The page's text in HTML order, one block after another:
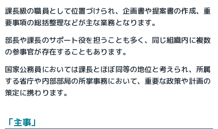
課長級の職員として位置づけられ、企画書や提案書の作成、重
要事項の総括整理などが主な業務となります。
部長や課長のサポート役を担うことも多く、同じ組織内に複数
の参事官が存在することもあります。
国家公務員においては課長とほぼ同等の地位と考えられ、所属
する省庁や内部部局の所掌事務において、重要な政策や計画の
策定に携わります。
「主事」